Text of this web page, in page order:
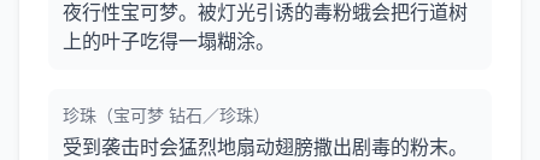
夜行性宝可梦。被灯光引诱的毒粉蛾会把行道树
上的叶子吃得一塌糊涂。
珍珠（宝可梦 钻石／珍珠）
受到袭击时会猛烈地扇动翅膀撒出剧毒的粉末。